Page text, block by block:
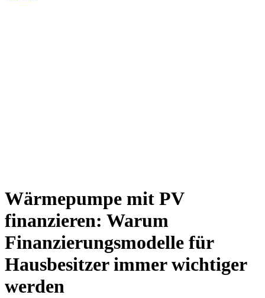
Wärmepumpe mit PV
finanzieren: Warum
Finanzierungsmodelle für
Hausbesitzer immer wichtiger
werden